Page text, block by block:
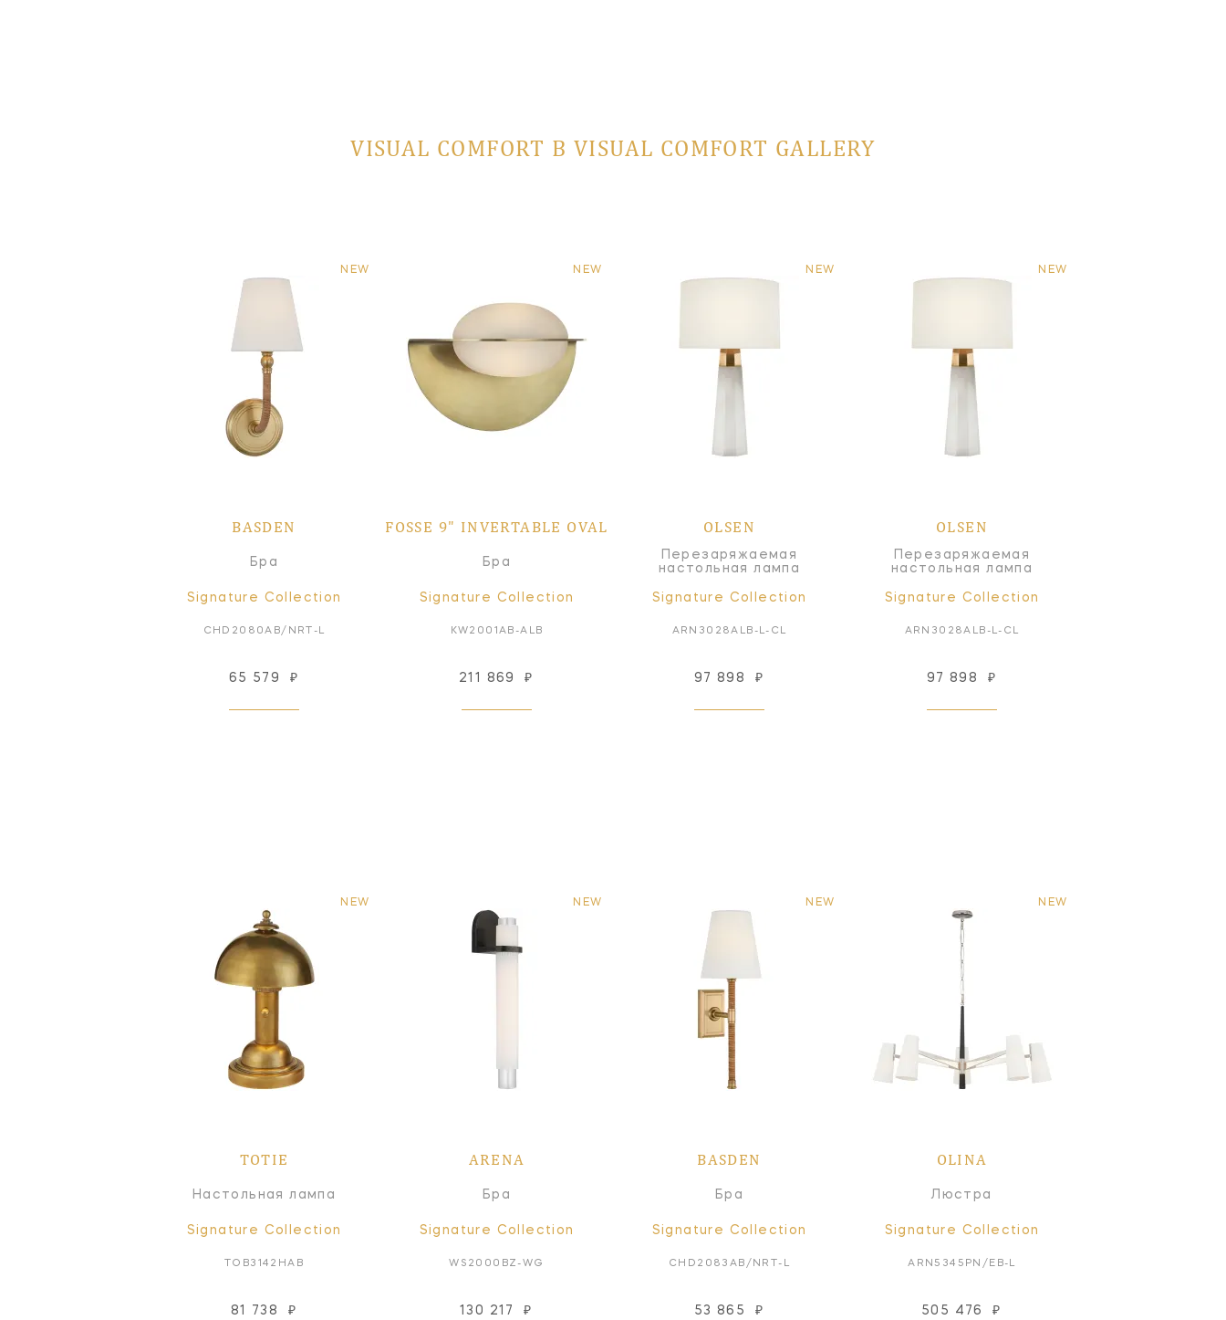
VISUAL COMFORT В VISUAL COMFORT GALLERY
NEW
BASDEN
Бра
Signature Collection
CHD2080AB/NRT-L
65 579 ₽
NEW
FOSSE 9" INVERTABLE OVAL
Бра
Signature Collection
KW2001AB-ALB
211 869 ₽
NEW
OLSEN
Перезаряжаемая
настольная лампа
Signature Collection
ARN3028ALB-L-CL
97 898 ₽
NEW
OLSEN
Перезаряжаемая
настольная лампа
Signature Collection
ARN3028ALB-L-CL
97 898 ₽
NEW
TOTIE
Настольная лампа
Signature Collection
TOB3142HAB
81 738 ₽
NEW
ARENA
Бра
Signature Collection
WS2000BZ-WG
130 217 ₽
NEW
BASDEN
Бра
Signature Collection
CHD2083AB/NRT-L
53 865 ₽
NEW
OLINA
Люстра
Signature Collection
ARN5345PN/EB-L
505 476 ₽